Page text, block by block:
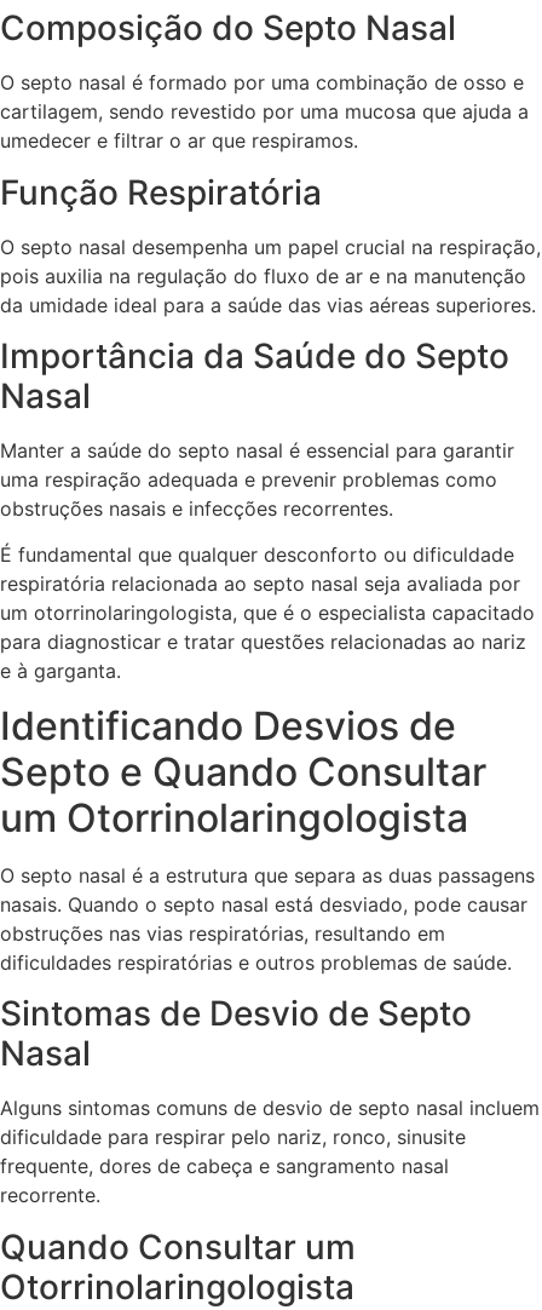
Composição do Septo Nasal
O septo nasal é formado por uma combinação de osso e
cartilagem, sendo revestido por uma mucosa que ajuda a
umedecer e filtrar o ar que respiramos.
Função Respiratória
O septo nasal desempenha um papel crucial na respiração,
pois auxilia na regulação do fluxo de ar e na manutenção
da umidade ideal para a saúde das vias aéreas superiores.
Importância da Saúde do Septo
Nasal
Manter a saúde do septo nasal é essencial para garantir
uma respiração adequada e prevenir problemas como
obstruções nasais e infecções recorrentes.
É fundamental que qualquer desconforto ou dificuldade
respiratória relacionada ao septo nasal seja avaliada por
um otorrinolaringologista, que é o especialista capacitado
para diagnosticar e tratar questões relacionadas ao nariz
e à garganta.
Identificando Desvios de
Septo e Quando Consultar
um Otorrinolaringologista
O septo nasal é a estrutura que separa as duas passagens
nasais. Quando o septo nasal está desviado, pode causar
obstruções nas vias respiratórias, resultando em
dificuldades respiratórias e outros problemas de saúde.
Sintomas de Desvio de Septo
Nasal
Alguns sintomas comuns de desvio de septo nasal incluem
dificuldade para respirar pelo nariz, ronco, sinusite
frequente, dores de cabeça e sangramento nasal
recorrente.
Quando Consultar um
Otorrinolaringologista